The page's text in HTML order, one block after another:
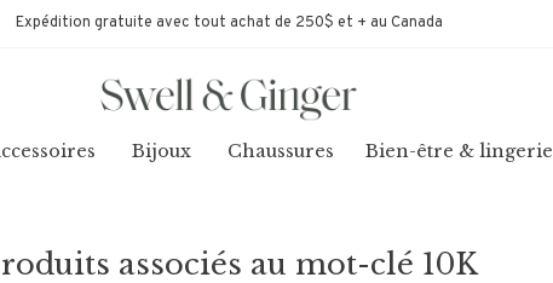
Expédition gratuite avec tout achat de 250$ et + au Canada
Bijoux Chaussures Bien-être & lingerie
associés au mot-clé 10K